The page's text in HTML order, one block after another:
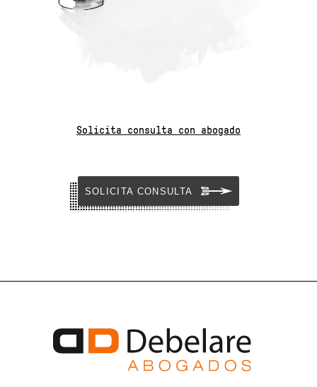
Solicita consulta con abogado
SOLICITA CONSULTA